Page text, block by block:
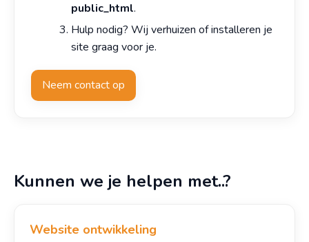
public_html.
Hulp nodig? Wij verhuizen of installeren je
site graag voor je.
Neem contact op
Kunnen we je helpen met..?
Website ontwikkeling